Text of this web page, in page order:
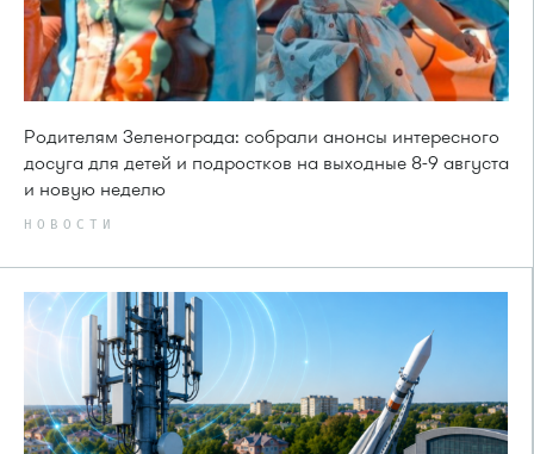
Родителям Зеленограда: собрали анонсы интересного
досуга для детей и подростков на выходные 8-9 августа
и новую неделю
НОВОСТИ